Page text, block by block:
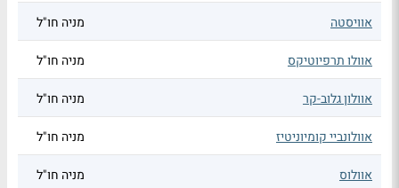
אוויסטה מניה חו"ל
אוולו תרפיוטיקס מניה חו"ל
אוולון גלוב-קר מניה חו"ל
אוולונביי קומיוניטיז מניה חו"ל
אוולוס מניה חו"ל